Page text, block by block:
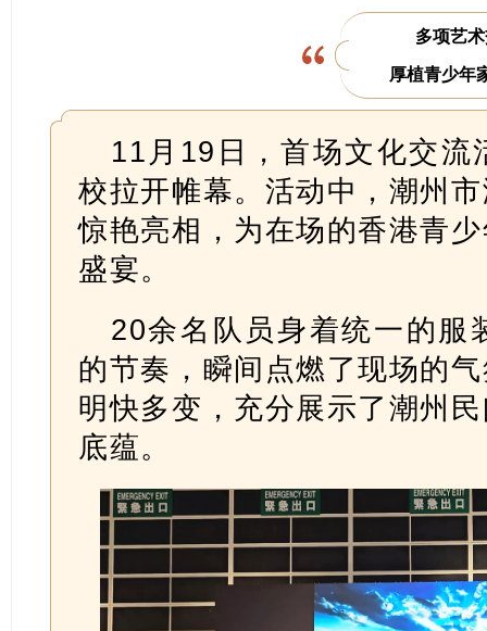
多项艺
厚植青少年
11月19日，首场文化交流
校拉开帷幕。活动中，潮州
惊艳亮相，为在场的香港青
盛宴。
20余名队员身着统一的服
的节奏，瞬间点燃了现场的
明快多变，充分展示了潮州
底蕴。